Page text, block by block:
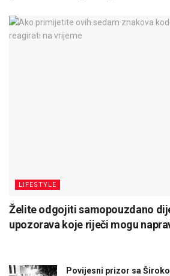
LIFESTYLE
Želite odgojiti samopouzdano
upozorava koje riječi mogu
Povijesni prizor sa